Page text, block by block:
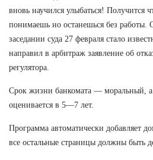
вновь научился улыбаться! Получится
понимаешь но останешься без работы.
заседании суда 27 февраля стало
направил в арбитраж заявление об
регулятора.
Срок жизни банкомата — моральный,
оценивается в 5—7 лет.
Программа автоматически добавляет
все остальные страницы должны быть